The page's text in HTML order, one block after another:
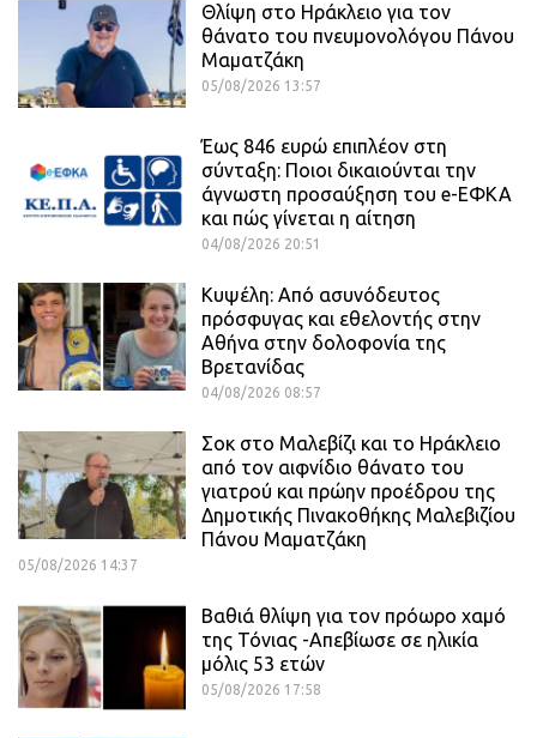
Θλίψη στο Ηράκλειο για τον
θάνατο του πνευμονολόγου Πάνου
Μαματζάκη
05/08/2026 13:57
Έως 846 ευρώ επιπλέον στη
σύνταξη: Ποιοι δικαιούνται την
άγνωστη προσαύξηση του e-ΕΦΚΑ
και πώς γίνεται η αίτηση
04/08/2026 20:51
Κυψέλη: Από ασυνόδευτος
πρόσφυγας και εθελοντής στην
Αθήνα στην δολοφονία της
Βρετανίδας
04/08/2026 08:57
Σοκ στο Μαλεβίζι και το Ηράκλειο
από τον αιφνίδιο θάνατο του
γιατρού και πρώην προέδρου της
Δημοτικής Πινακοθήκης Μαλεβιζίου
Πάνου Μαματζάκη
05/08/2026 14:37
Βαθιά θλίψη για τον πρόωρο χαμό
της Τόνιας -Απεβίωσε σε ηλικία
μόλις 53 ετών
05/08/2026 17:58